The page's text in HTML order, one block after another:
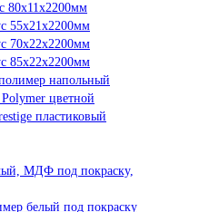
80х11х2200мм
55х21х2200мм
70х22х2200мм
85х22х2200мм
напольный
цветной
пластиковый
МДФ под покраску,
белый под покраску